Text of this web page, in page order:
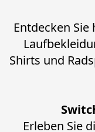
Shirts und